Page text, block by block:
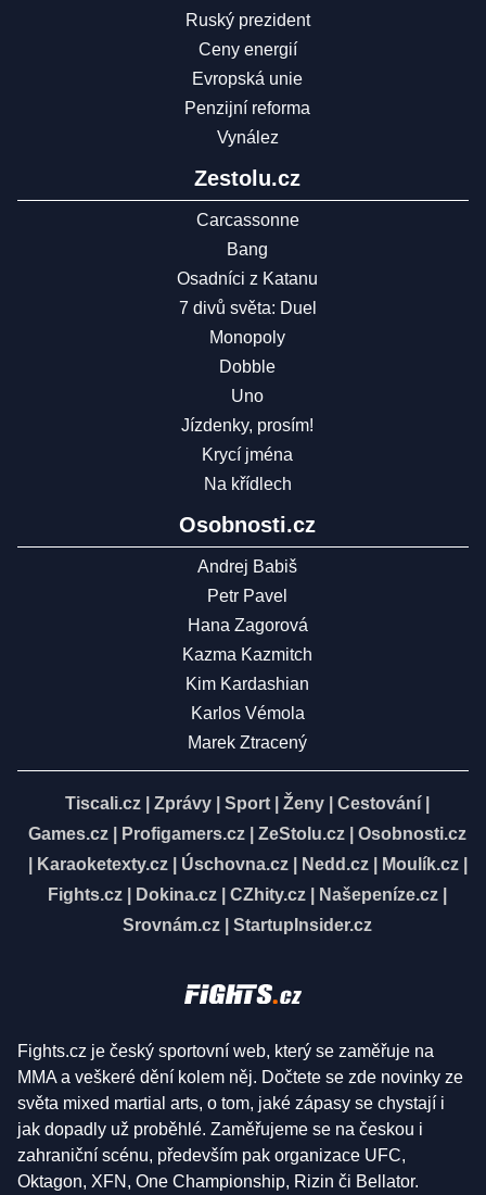
Ruský prezident
Ceny energií
Evropská unie
Penzijní reforma
Vynález
Zestolu.cz
Carcassonne
Bang
Osadníci z Katanu
7 divů světa: Duel
Monopoly
Dobble
Uno
Jízdenky, prosím!
Krycí jména
Na křídlech
Osobnosti.cz
Andrej Babiš
Petr Pavel
Hana Zagorová
Kazma Kazmitch
Kim Kardashian
Karlos Vémola
Marek Ztracený
Tiscali.cz Zprávy Sport Ženy Cestování
Games.cz
Profigamers.cz ZeStolu.cz
Osobnosti.cz
Karaoketexty.cz| Úschovna.cz| Nedd.cz| Moulík.cz|
Fights.cz
Dokina.cz CZhity.cz Našepeníze.cz
Srovnám.cz
StartupInsider.cz
Fights.cz je český sportovní web, který se zaměřuje na
MMA a veškeré dění kolem něj. Dočtete se zde novinky ze
světa mixed martial arts, o tom, jaké zápasy se chystají i
jak dopadly už proběhlé. Zaměřujeme se na českou i
zahraniční scénu, především pak organizace UFC,
Oktagon, XFN, One Championship, Rizin či Bellator.